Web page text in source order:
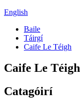
English
Baile
Táirgí
Caife Le Téigh
Caife Le Téigh
Catagóirí